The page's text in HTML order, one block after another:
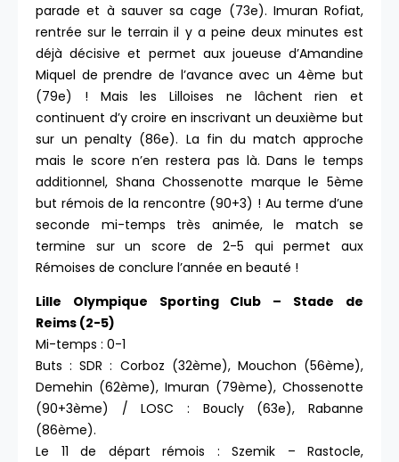
parade et à sauver sa cage (73e). Imuran Rofiat,
rentrée sur le terrain il y a peine deux minutes est
déjà décisive et permet aux joueuse d’Amandine
Miquel de prendre de l’avance avec un 4ème but
(79e) ! Mais les Lilloises ne lâchent rien et
continuent d’y croire en inscrivant un deuxième but
sur un penalty (86e). La fin du match approche
mais le score n’en restera pas là. Dans le temps
additionnel, Shana Chossenotte marque le 5ème
but rémois de la rencontre (90+3) ! Au terme d’une
seconde mi-temps très animée, le match se
termine sur un score de 2-5 qui permet aux
Rémoises de conclure l’année en beauté !
Lille Olympique Sporting Club – Stade de
Reims (2-5)
Mi-temps : 0-1
Buts : SDR : Corboz (32ème), Mouchon (56ème),
Demehin (62ème), Imuran (79ème), Chossenotte
(90+3ème) / LOSC : Boucly (63e), Rabanne
(86ème).
Le 11 de départ rémois : Szemik – Rastocle,